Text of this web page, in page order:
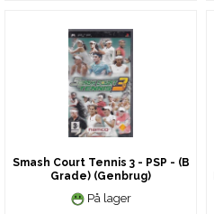
Smash Court Tennis 3 - PSP - (B
Grade) (Genbrug)
På lager